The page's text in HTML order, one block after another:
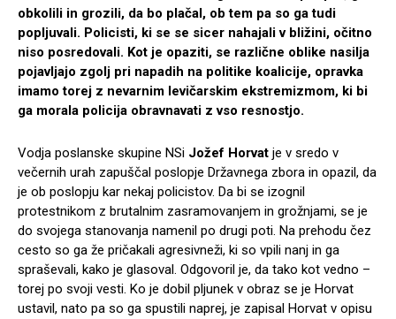
obkolili in grozili, da bo plačal, ob tem pa so ga tudi
popljuvali. Policisti, ki se se sicer nahajali v bližini, očitno
niso posredovali. Kot je opaziti, se različne oblike nasilja
pojavljajo zgolj pri napadih na politike koalicije, opravka
imamo torej z nevarnim levičarskim ekstremizmom, ki bi
ga morala policija obravnavati z vso resnostjo.
Vodja poslanske skupine NSi Jožef Horvat je v sredo v
večernih urah zapuščal poslopje Državnega zbora in opazil, da
je ob poslopju kar nekaj policistov. Da bi se izognil
protestnikom z brutalnim zasramovanjem in grožnjami, se je
do svojega stanovanja namenil po drugi poti. Na prehodu čez
cesto so ga že pričakali agresivneži, ki so vpili nanj in ga
spraševali, kako je glasoval. Odgovoril je, da tako kot vedno –
torej po svoji vesti. Ko je dobil pljunek v obraz se je Horvat
ustavil, nato pa so ga spustili naprej, je zapisal Horvat v opisu